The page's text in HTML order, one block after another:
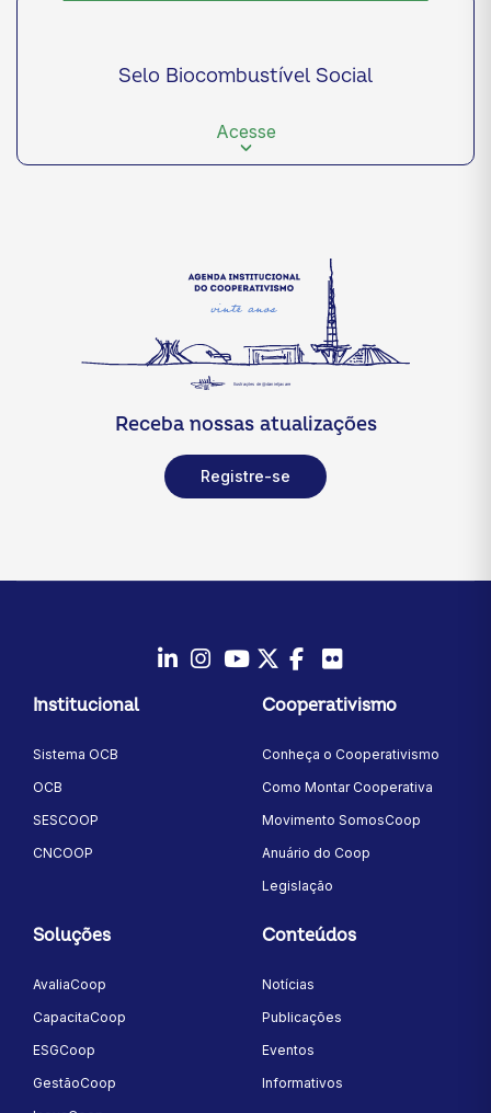
Selo Biocombustível Social
Acesse
Receba nossas atualizações
Registre-se
Instagram
YoutubeTwitter/X
Facebook
Institucional
Sistema OCB
OCB
SESCOOP
CNCOOP
Cooperativismo
Conheça o Cooperativismo
Como Montar Cooperativa
Movimento SomosCoop
Anuário do Coop
Legislação
Soluções
AvaliaCoop
CapacitaCoop
ESGCoop
GestãoCoop
Conteúdos
Notícias
Publicações
Eventos
Informativos